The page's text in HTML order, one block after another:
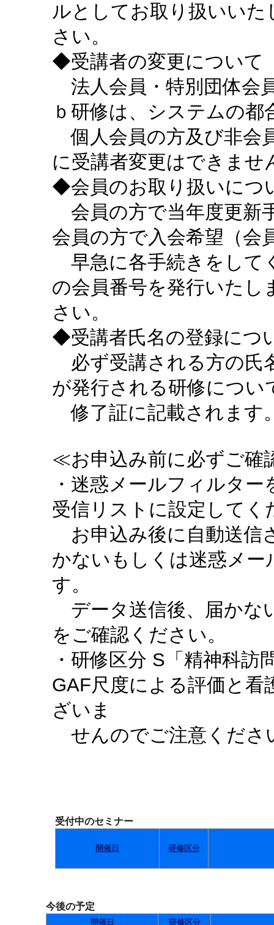
ルとしてお取り扱いい
さい。
◆受講者の変更について
法人会員・特別団体会
ｂ研修は、システムの
個人会員の方及び非会
に受講者変更はできませ
◆会員のお取り扱いにつ
会員の方で当年度更新
会員の方で入会希望（会
早急に各手続きをして
の会員番号を発行いたし
さい。
◆受講者氏名の登録につ
必ず受講される方の氏
が発行される研修につい
修了証に記載されます
≪お申込み前に必ずご確
・迷惑メールフィルタ
受信リストに設定してく
お申込み後に自動送信
かないもしくは迷惑メ
す。
データ送信後、届かな
をご確認ください。
・研修区分 S「精神科
GAF尺度による評価と看
ざいま
せんのでご注意くださ
受付中のセミナー
開催日 研修区分
今後の予定
開催日 研修区分